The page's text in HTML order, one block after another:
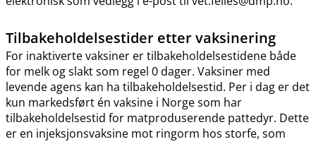
Tilbakeholdelsestider etter vaksinering
For inaktiverte vaksiner er tilbakeholdelsestidene både
for melk og slakt som regel 0 dager. Vaksiner med
levende agens kan ha tilbakeholdelsestid. Per i dag er det
kun markedsført én vaksine i Norge som har
tilbakeholdelsestid for matproduserende pattedyr. Dette
er en injeksjonsvaksine mot ringorm hos storfe, som